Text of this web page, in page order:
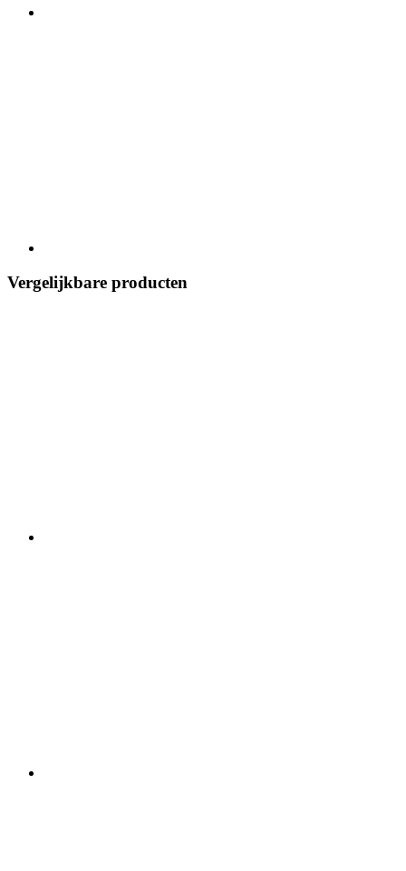
Vergelijkbare producten